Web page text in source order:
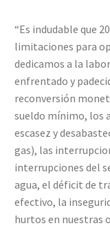
“Es indudable que
limitaciones para
dedicamos a la
enfrentado y
reconversión
sueldo mínimo, los
escasez y
gas), las
interrupciones del
agua, el déficit de
efectivo, la
hurtos en nuestras